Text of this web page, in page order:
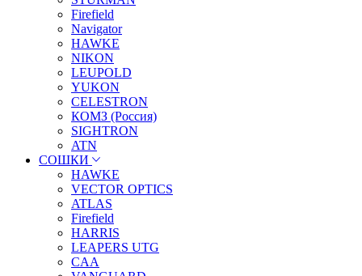
Firefield
Navigator
HAWKE
NIKON
LEUPOLD
YUKON
CELESTRON
КОМЗ (Россия)
SIGHTRON
ATN
СОШКИ
HAWKE
VECTOR OPTICS
ATLAS
Firefield
HARRIS
LEAPERS UTG
CAA